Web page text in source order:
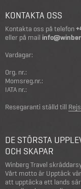
KONTAKTA OSS
Kontakta oss på telefon
eller på mail
Vardagar:
Org. nr.:
Momsreg.nr.:
IATA nr.:
Resegaranti ställd till
DE STÖRSTA
OCH SKAPAR
Winberg Travel
Vårt motto är Upptäck
att upptäcka ett lands